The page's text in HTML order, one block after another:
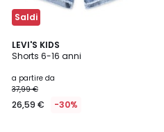
Saldi
LEVI'S KIDS
Shorts 6-16 anni
a partire da
37,99 €
26,59 € -30%
2
Colori